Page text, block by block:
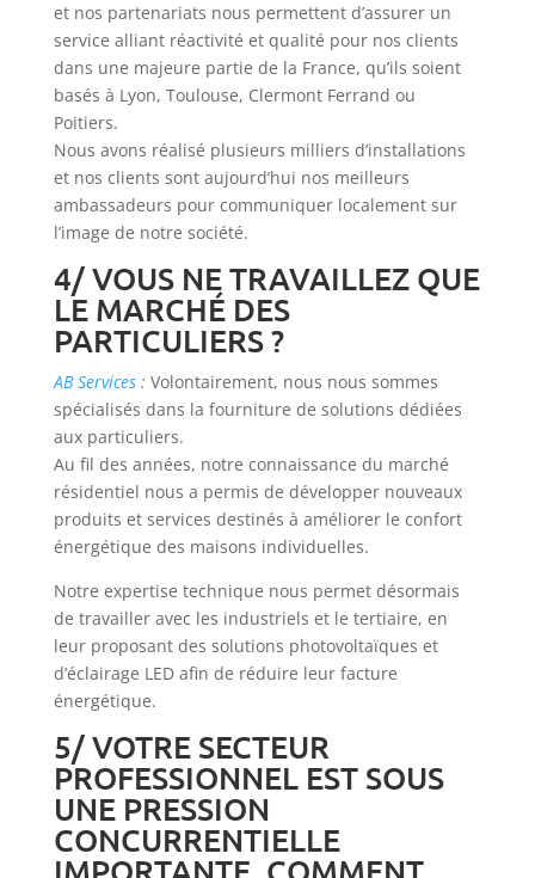
et nos partenariats nous permettent d’assurer un
service alliant réactivité et qualité pour nos clients
dans une majeure partie de la France, qu’ils soient
basés à Lyon, Toulouse, Clermont Ferrand ou
Poitiers.
Nous avons réalisé plusieurs milliers d’installations
et nos clients sont aujourd’hui nos meilleurs
ambassadeurs pour communiquer localement sur
l’image de notre société.
4/ VOUS NE TRAVAILLEZ QUE
LE MARCHÉ DES
PARTICULIERS ?
AB Services: Volontairement, nous nous sommes
spécialisés dans la fourniture de solutions dédiées
aux particuliers.
Au fil des années, notre connaissance du marché
résidentiel nous a permis de développer nouveaux
produits et services destinés à améliorer le confort
énergétique des maisons individuelles.
Notre expertise technique nous permet désormais
de travailler avec les industriels et le tertiaire, en
leur proposant des solutions photovoltaïques et
d’éclairage LED afin de réduire leur facture
énergétique.
5/ VOTRE SECTEUR
PROFESSIONNEL EST SOUS
UNE PRESSION
CONCURRENTIELLE